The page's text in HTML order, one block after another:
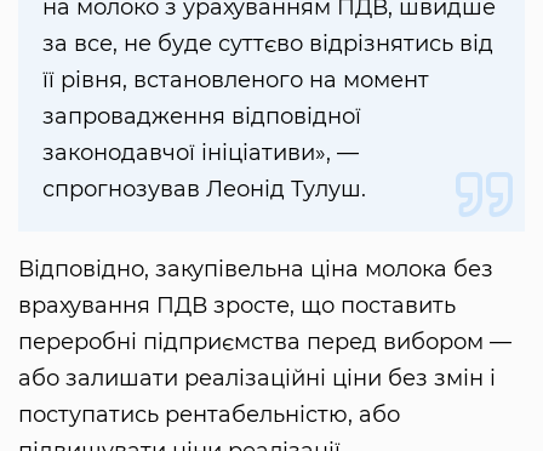
на молоко з урахуванням ПДВ, швидше
за все, не буде суттєво відрізнятись від
її рівня, встановленого на момент
запровадження відповідної
законодавчої ініціативи», —
спрогнозував Леонід Тулуш.
Відповідно, закупівельна ціна молока без
врахування ПДВ зросте, що поставить
переробні підприємства перед вибором —
або залишати реалізаційні ціни без змін і
поступатись рентабельністю, або